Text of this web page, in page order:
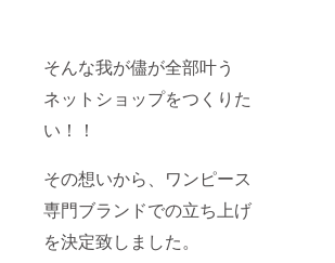
そんな我が儘が全部叶う
ネットショップをつくりた
い！！
その想いから、ワンピース
専門ブランドでの立ち上げ
を決定致しました。